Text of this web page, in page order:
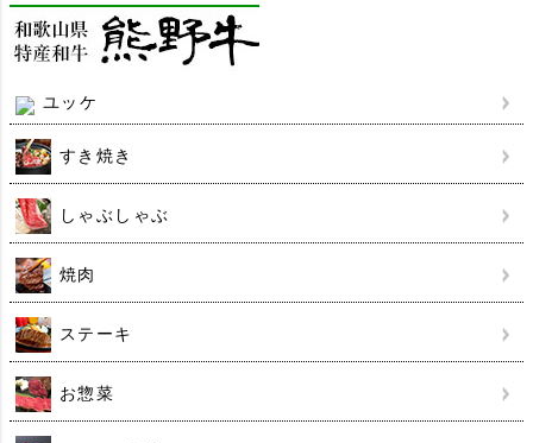
ユッケ
すき焼き
しゃぶしゃぶ
焼肉
ステーキ
お惣菜